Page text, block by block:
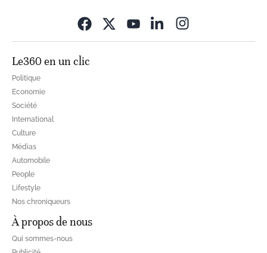
Le360 en un clic
Politique
Economie
Société
International
Culture
Médias
Automobile
People
Lifestyle
Nos chroniqueurs
À propos de nous
Qui sommes-nous